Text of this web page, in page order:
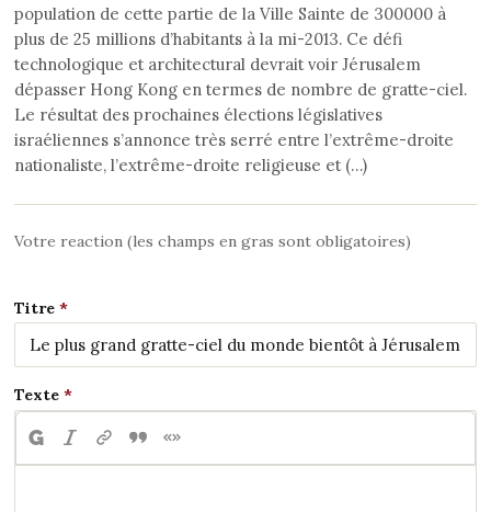
population de cette partie de la Ville Sainte de 300000 à
plus de 25 millions d’habitants à la mi-2013. Ce défi
technologique et architectural devrait voir Jérusalem
dépasser Hong Kong en termes de nombre de gratte-ciel.
Le résultat des prochaines élections législatives
israéliennes s’annonce très serré entre l’extrême-droite
nationaliste, l’extrême-droite religieuse et (…)
Votre reaction (les champs en gras sont obligatoires)
Titre
Texte